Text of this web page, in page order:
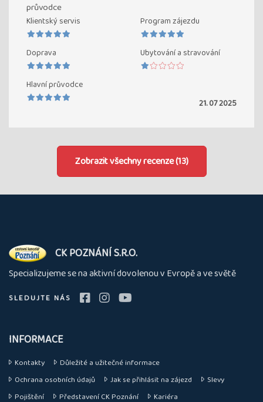
průvodce
Klientský servis Program zájezdu
Doprava Ubytování a stravování
Hlavní průvodce
21. 07 2025
Zobrazit všechny recenze (13)
O
nás
CK POZNÁNÍ S.R.O.
Specializujeme se na aktivní dovolenou v Evropě a ve světě
SLEDUJTE NÁS
INFORMACE
Kontakty
Důležité a užitečné informace
Ochrana osobních údajů
Jak se přihlásit na zájezd
Slevy
Pojištění
Představení CK Poznání Kariéra